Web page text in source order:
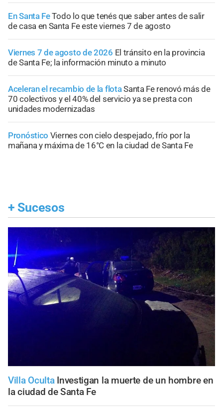
En Santa FeTodo lo que tenés que saber antes de salir
de casa en Santa Fe este viernes 7 de agosto
Viernes 7 de agosto de 2026 El tránsito en la provincia
de Santa Fe; la información minuto a minuto
Aceleran el recambio de la flotaSanta Fe renovó más de
70 colectivos y el 40% del servicio ya se presta con
unidades modernizadas
Pronóstico Viernes con cielo despejado, frío por la
mañana y máxima de 16°C en la ciudad de Santa Fe
+ Sucesos
Villa Oculta Investigan la muerte de un hombre en
la ciudad de Santa Fe